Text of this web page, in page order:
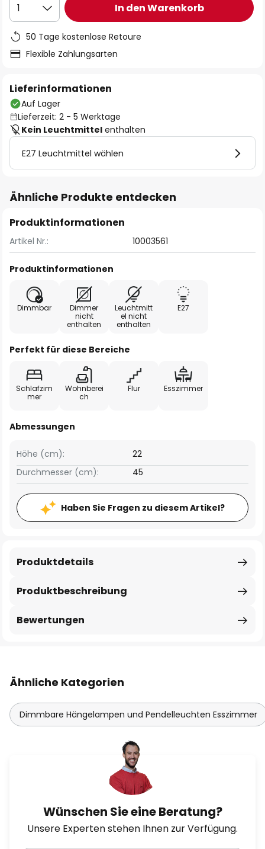
1 In den Warenkorb
50 Tage kostenlose Retoure
Flexible Zahlungsarten
Lieferinformationen
Auf Lager
Lieferzeit: 2 - 5 Werktage
Kein Leuchtmittel enthalten
E27 Leuchtmittel wählen
Ähnliche Produkte entdecken
Produktinformationen
Artikel Nr.: 10003561
Produktinformationen
Dimmbar
Dimmer
nicht
enthalten
Leuchtmitt
el nicht
enthalten
E27
Perfekt für diese Bereiche
Schlafzim
mer
Wohnberei
ch
Flur Esszimmer
Abmessungen
Höhe (cm):
22
Durchmesser (cm):
45
Haben Sie Fragen zu diesem Artikel?
Produktbeschreibung
Produktdetails
Bewertungen
Ähnliche Kategorien
Dimmbare Hängelampen und Pendelleuchten Esszimmer
Wünschen Sie eine Beratung?
Unsere Experten stehen Ihnen zur Verfügung.